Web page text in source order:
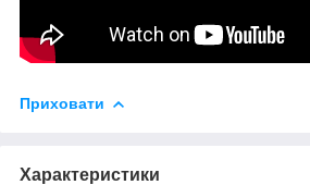
Приховати
Характеристики